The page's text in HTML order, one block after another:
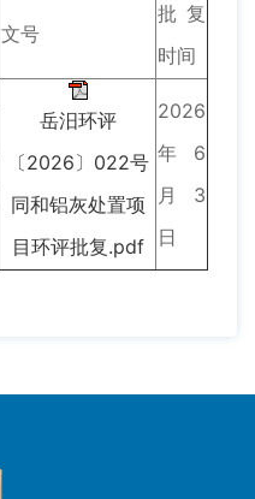
文号
批复
时间
岳汨环评
〔2026〕022号
同和铝灰处置项
目环评批复.pdf
2026
年6
月3
日